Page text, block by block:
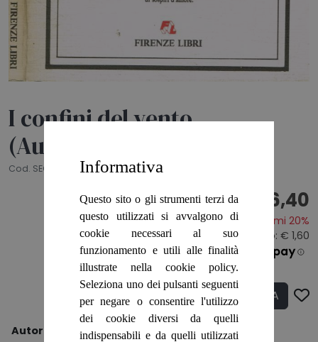
I confini del vento
(Autografo)
Cod. SEG0261
€ 6,40
Risparmi 20%
Prezzo originale:€ 8,00- Sconto: € 1,60
€ 2.13
ACQUISTA
Autore
Paola Innocenti
Informativa
Questo sito o gli strumenti terzi da
questo utilizzati si avvalgono di
cookie necessari al suo
funzionamento e utili alle finalità
illustrate nella cookie policy.
Seleziona uno dei pulsanti seguenti
per negare o consentire l'utilizzo
dei cookie diversi da quelli
indispensabili e da quelli utilizzati